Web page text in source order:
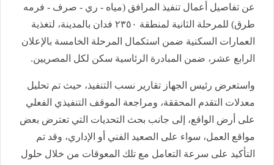
عن تفاصيل أعمال تنفيذ المرافق (مياه - ري - صرف - فرمه
طرق) للمرحلة الثانية لمنطقة ٢٣٥٠ فدان بالمدينة، لتغذية
العمارات السكنية ضمن استكمال المرحلة الخامسة بالإعلان
الرابع عشر، ضمن المبادرة الرئاسية سكن لكل المصريين.
واستعرض رئيس الجهاز تقارير نسب التنفيذ، حيث تم تحليل
معدلات التقدم المحققة، ومراجعة الموقف التنفيذي الفعلي
على أرض الواقع، إلى جانب بحث التحديات التي تعترض بعض
مواقع العمل، سواء على الصعيد الفني أو الإداري، وقد تم
التأكيد على سرعة التعامل مع تلك المعوقات من خلال حلول